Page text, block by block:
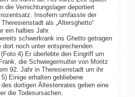
die Vernichtungslager deportiert
Insofern umfasste der
als „Altersghetto“
ein halbes Jahr.
schwerkrank ins Ghetto getragen
dort noch unter entsprechenden
4) Er überlebte den Eingriff um
die Schwiegermutter von Moritz
92. Jahr in Theresienstadt um ihr
Einige erhalten gebliebene
des dortigen Ältestenrates geben eine
die Todesursachen.